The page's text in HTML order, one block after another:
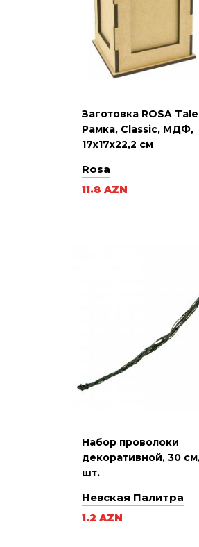
Заготовка ROSA
Рамка, Classic, МДФ,
17х17х22,2 см
Rosa
11.8 AZN
Набор проволоки
декоративной, 30
шт.
Невская Палитра
1.2 AZN